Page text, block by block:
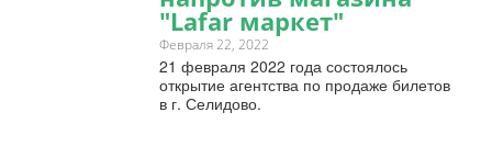
"Lafar маркет"
Февраля 22, 2022
21 февраля 2022 года состоялось
открытие агентства по продаже билетов
в г. Селидово.